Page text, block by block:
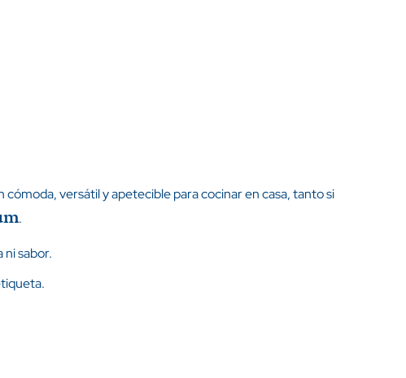
versátil y apetecible para cocinar en casa, tanto si
.
ni sabor.